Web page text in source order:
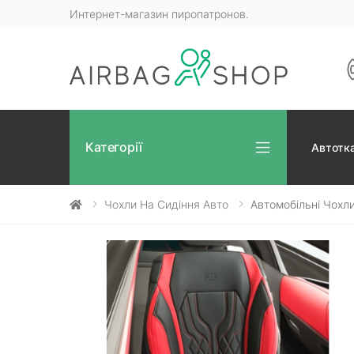
Интернет-магазин пиропатронов.
Категорії
Чохли На Сидіння Авто Автомобільні